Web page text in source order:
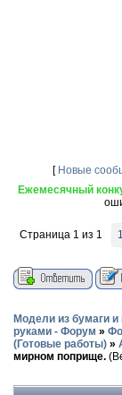
[ Новые
Ежемесячный
Страница 1 из 1 1
Модели из бумаги и
руками - Форум »
(Готовые работы) »
мирном поприще.